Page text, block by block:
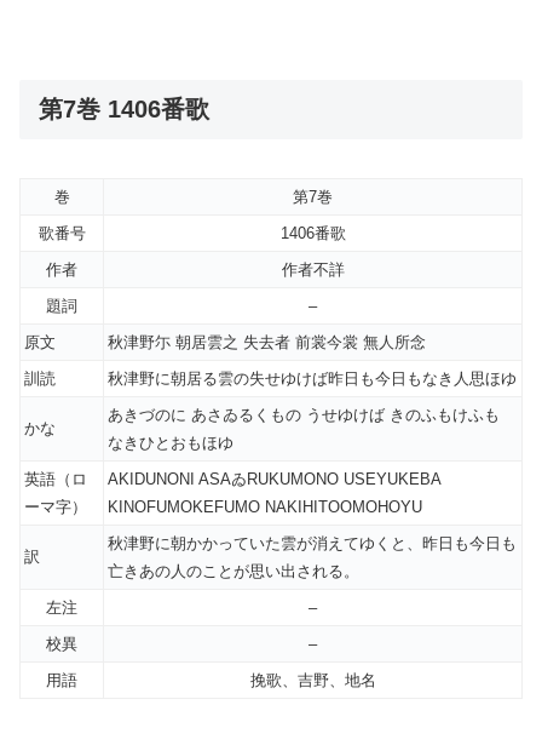
第7巻 1406番歌
巻
第7巻
歌番号
1406番歌
作者
作者不詳
題詞
–
原文
秋津野尓 朝居雲之 失去者 前裳今裳 無人所念
訓読
秋津野に朝居る雲の失せゆけば昨日も今日もなき人思ほゆ
かな
あきづのに あさゐるくもの うせゆけば きのふもけふも
なきひとおもほゆ
英語（ロ
ーマ字）
AKIDUNONI ASAゐRUKUMONO USEYUKEBA
KINOFUMOKEFUMO NAKIHITOOMOHOYU
訳
秋津野に朝かかっていた雲が消えてゆくと、昨日も今日も
亡きあの人のことが思い出される。
左注
–
校異
–
用語
挽歌、吉野、地名